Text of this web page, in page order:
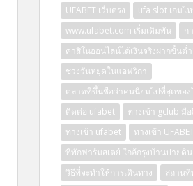
UFABET เว็บตรง
ufa slot เกมไ
www.ufabet.com เริ่มเดิมพัน
ก
คาสิโนออนไลน์ได้เงินจริงฝากขั้นต่
ช่วงวันหยุดในแอฟริกา
ตลาดที่ขึ้นชื่อว่าคนนิยมไปที่สุดของ
ติดต่อ ufabet
ทางเข้า gclub มื
ทางเข้า ufabet
ทางเข้า
ที่พักฟาร์มสเตย์ ใกล้กรุงบ้านปายดิน
วิธีที่จะทำให้การเดินทาง
สถานที่